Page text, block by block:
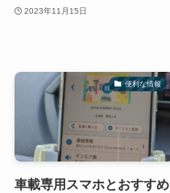
2023年11月15日
便利な情報
車載専用スマホとおすすめ